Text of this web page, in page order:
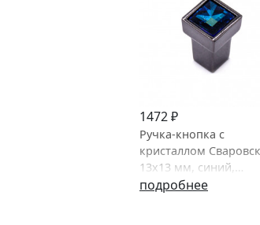
1472 ₽
Ручка-кнопка с
кристаллом
13х13 мм, синий,
черный никель, Giusti,
подробнее